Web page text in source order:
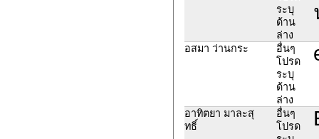
ระบุ
ด้าน
ล่าง
อสมา ว่านกระ
อื่นๆ
โปรด
ระบุ
ด้าน
ล่าง
อาทิตยา มาละสุ
ทธิ์
อื่นๆ
โปรด